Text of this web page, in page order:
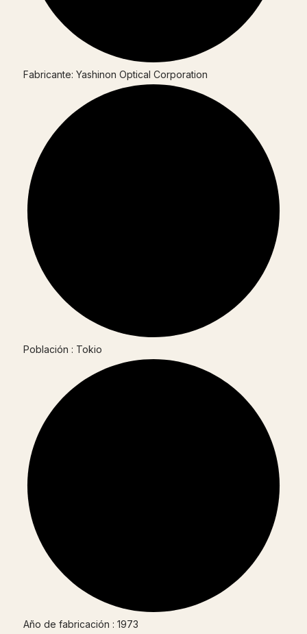
Fabricante: Yashinon Optical Corporation
Población : Tokio
Año de fabricación : 1973